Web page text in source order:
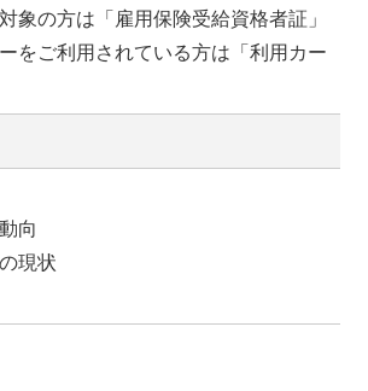
象の方は「雇用保険受給資格者証」
をご利用されている方は「利用カー
向
現状